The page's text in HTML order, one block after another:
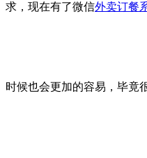
求，现在有了微信外卖订餐
时候也会更加的容易，毕竟